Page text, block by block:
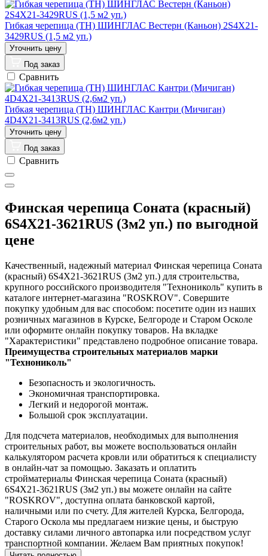
Гибкая черепица (ТН) ШИНГЛАС Вестерн (Каньон) 2S4X21-
3429RUS (1,5 м2 уп.)
Под заказ
Сравнить
Гибкая черепица (ТН) ШИНГЛАС Кантри (Мичиган)
4D4X21-3413RUS (2,6м2 уп.)
Под заказ
Сравнить
Финская черепица Соната (красный)
6S4X21-3621RUS (3м2 уп.) по выгодной
цене
Качественный, надежный материал Финская черепица Соната
(красный) 6S4X21-3621RUS (3м2 уп.) для строительства,
крупного российского производителя "Технониколь" купить в
каталоге интернет-магазина "ROSKROV". Совершите
покупку удобным для вас способом: посетите один из наших
розничных магазинов в Курске, Белгороде и Старом Осколе
или оформите онлайн покупку товаров. На вкладке
"Характеристики" представлено подробное описание товара.
Преимущества строительных материалов марки
"Технониколь"
Безопасность и экологичность.
Экономичная транспортировка.
Легкий и недорогой монтаж.
Большой срок эксплуатации.
Для подсчета материалов, необходимых для выполнения
строительных работ, вы можете воспользоваться онлайн
калькулятором расчета кровли или обратиться к специалисту
в онлайн-чат за помощью. Заказать и оплатить
стройматериалы Финская черепица Соната (красный)
6S4X21-3621RUS (3м2 уп.) вы можете онлайн на сайте
"ROSKROV", доступна оплата банковской картой,
наличными или по счету. Для жителей Курска, Белгорода,
Старого Оскола мы предлагаем низкие цены, и быструю
доставку силами личного автопарка или посредством услуг
транспортной компании. Желаем Вам приятных покупок!